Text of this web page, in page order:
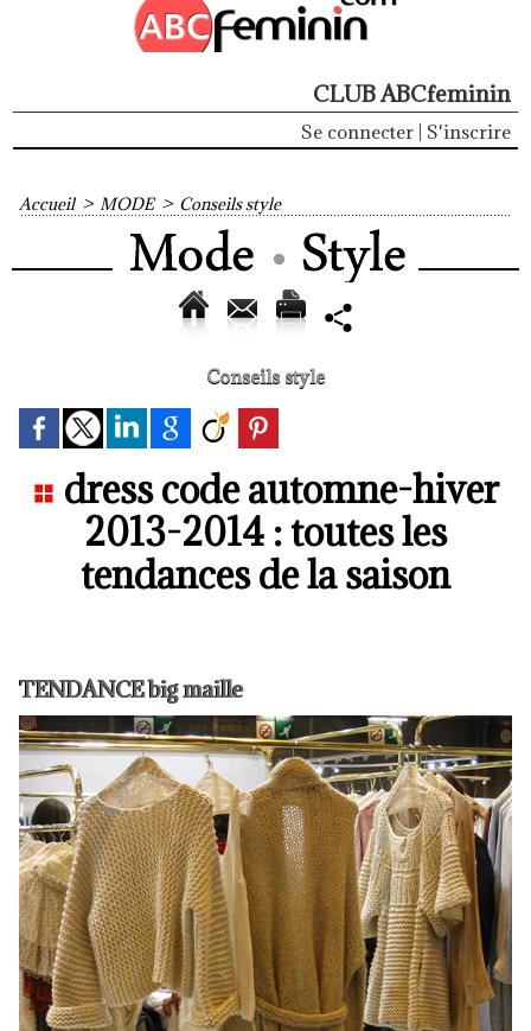
CLUB ABCfeminin
Se connecter S'inscrire
Accueil > MODE > Conseils style
Conseils style
dress code automne-hiver
2013-2014 : toutes les
tendances de la saison
TENDANCE big maille